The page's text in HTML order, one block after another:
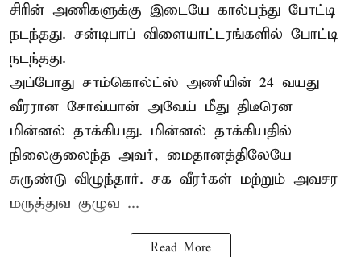
சிரின் அணிகளுக்கு இடையே கால்பந்து போட்டி
நடந்தது. சன்டிபாப் விளையாட்டரங்களில் போட்டி
நடந்தது.
அப்போது சாம்கொல்ட்ஸ் அணியின் 24 வயது
வீரரான சோவ்யான் அவேய் மீது திடீரென
மின்னல் தாக்கியது. மின்னல் தாக்கியதில்
நிலைகுலைந்த அவர், மைதானத்திலேயே
சுருண்டு விழுந்தார். சக வீரர்கள் மற்றும் அவசர
மருத்துவ குழுவ ...
Read More